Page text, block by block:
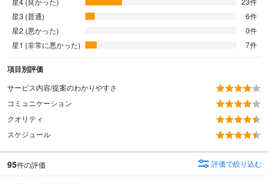
星3 (普通)
6件
星2 (悪かった)
0件
星1 (非常に悪かった)
7件
項目別評価
サービス内容/提案のわかりやすさ
コミュニケーション
クオリティ
スケジュール
95件の評価 評価で絞り込む